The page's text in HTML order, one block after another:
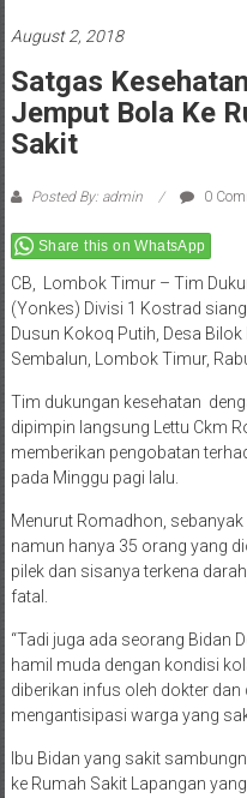
August 2, 2018
Satgas
Jemput Bola Ke
Sakit
Posted By: admin 0
Share this on WhatsApp
CB, Lombok Timur – Tim
(Yonkes) Divisi 1 Kostrad
Dusun Kokoq Putih, Desa
Sembalun, Lombok Timur,
Tim dukungan kesehatan
dipimpin langsung Lettu Ckm
memberikan pengobatan
pada Minggu pagi lalu.
Menurut Romadhon,
namun hanya 35 orang yang
pilek dan sisanya terkena
fatal.
“Tadi juga ada seorang Bidan
hamil muda dengan kondisi
diberikan infus oleh dokter
mengantisipasi warga yang
Ibu Bidan yang sakit
ke Rumah Sakit Lapangan